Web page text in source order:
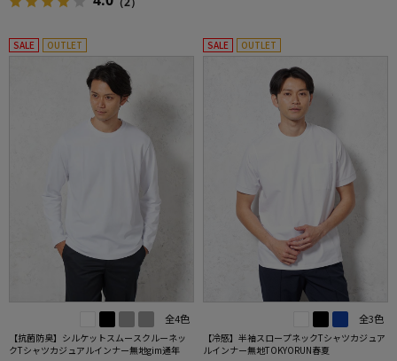
SALE OUTLET
全4色
【抗菌防臭】シルケットスムースクルーネッ
クTシャツカジュアルインナー無地gim通年
SALE OUTLET
全3色
【冷感】半袖スロープネックTシャツカジュア
ルインナー無地TOKYORUN春夏